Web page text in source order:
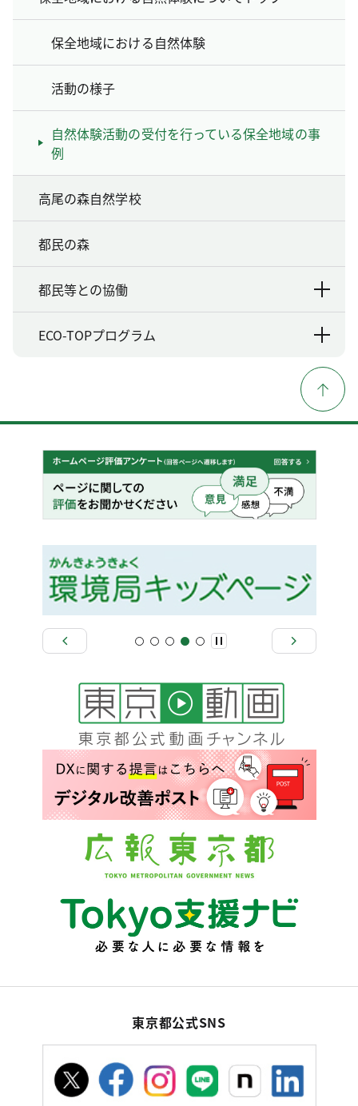
保全地域における自然体験
活動の様子
自然体験活動の受付を行っている保全地域の事
例
高尾の森自然学校
都民の森
都民等との協働
ECO-TOPプログラム
東京都公式SNS